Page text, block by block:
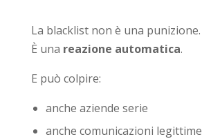
La blacklist non è una punizione.
È una reazione automatica.
E può colpire:
anche aziende serie
anche comunicazioni legittime